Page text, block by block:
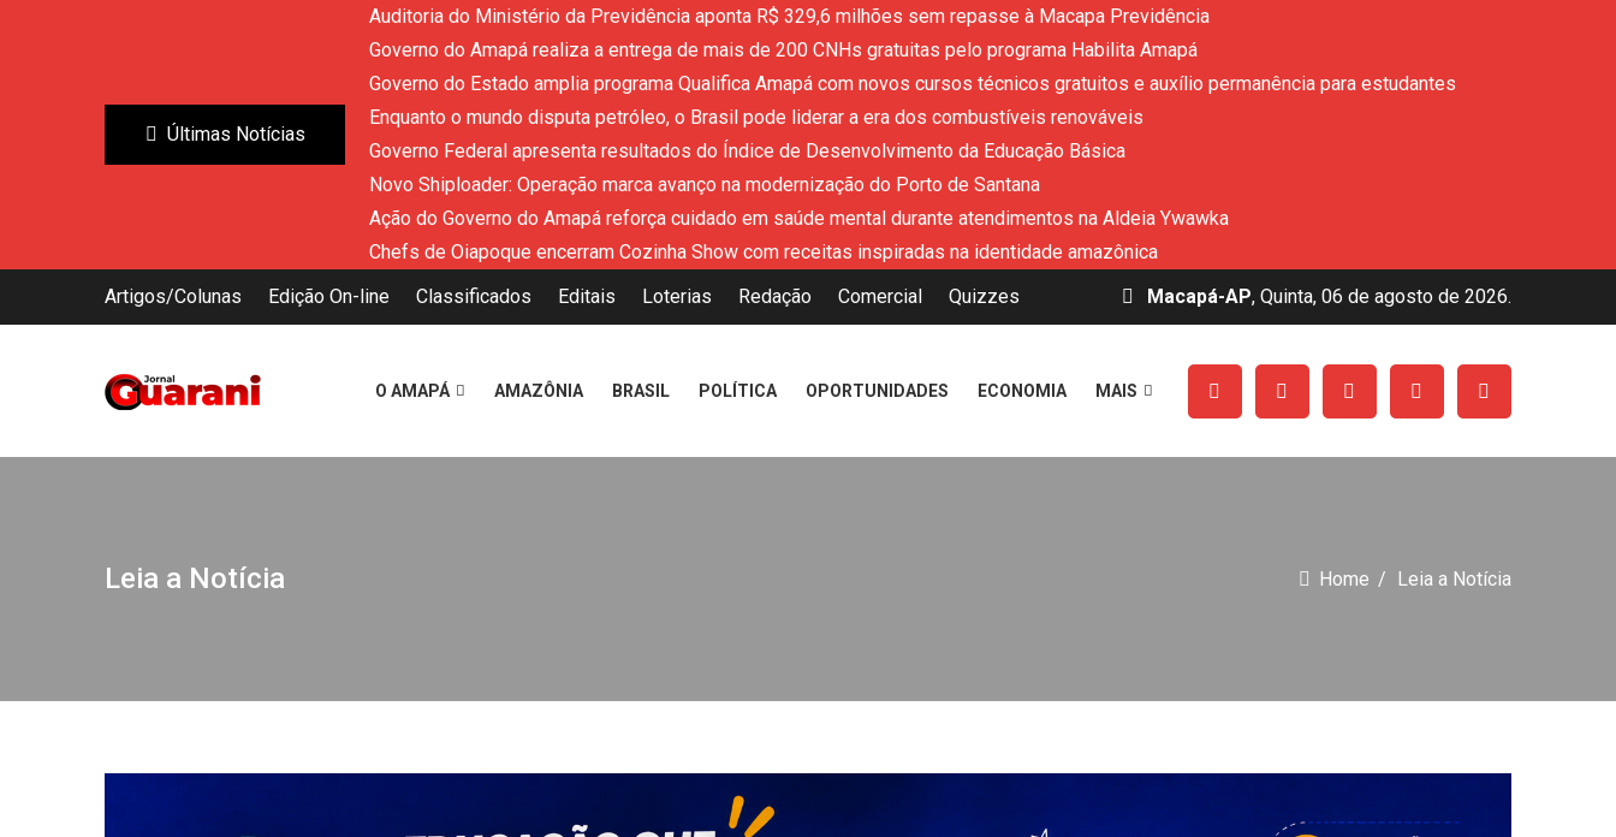
Últimas Notícias
Auditoria do Ministério da Previdência aponta R$ 329,6 milhões sem repasse à Macapa Previdência
Governo do Amapá realiza a entrega de mais de 200 CNHs gratuitas pelo programa Habilita Amapá
Governo do Estado amplia programa Qualifica Amapá com novos cursos técnicos gratuitos e auxílio permanência para estudantes
Enquanto o mundo disputa petróleo, o Brasil pode liderar a era dos combustíveis renováveis
Governo Federal apresenta resultados do Índice de Desenvolvimento da Educação Básica
Novo Shiploader: Operação marca avanço na modernização do Porto de Santana
Ação do Governo do Amapá reforça cuidado em saúde mental durante atendimentos na Aldeia Ywawka
Chefs de Oiapoque encerram Cozinha Show com receitas inspiradas na identidade amazônica
Artigos/Colunas
Edição On-line Classificados Editais Loterias Redação Comercial Quizzes Macapá-AP, Quinta, 06 de agosto de 2026.
O AMAPÁ AMAZÔNIA BRASIL POLÍTICA OPORTUNIDADES ECONOMIA MAIS
Leia a Notícia Home Leia a Notícia